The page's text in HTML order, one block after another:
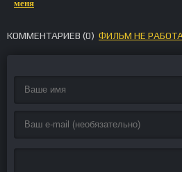
меня
КОММЕНТАРИЕВ (0) ФИЛЬМ НЕ